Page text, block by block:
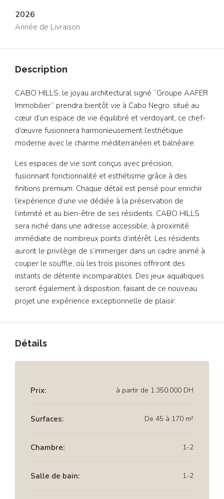
2026
Année de Livraison
Description
CABO HILLS, le joyau architectural signé “Groupe AAFER
Immobilier” prendra bientôt vie à Cabo Negro. situé au
cœur d’un espace de vie équilibré et verdoyant, ce chef-
d’œuvre fusionnera harmonieusement l’esthétique
moderne avec le charme méditerranéen et balnéaire.
Les espaces de vie sont conçus avec précision,
fusionnant fonctionnalité et esthétisme grâce à des
finitions premium. Chaque détail est pensé pour enrichir
l’expérience d’une vie dédiée à la préservation de
l’intimité et au bien-être de ses résidents. CABO HILLS
sera niché dans une adresse accessible, à proximité
immédiate de nombreux points d’intérêt. Les résidents
auront le privilège de s’immerger dans un cadre animé à
couper le souffle, où les trois piscines offriront des
instants de détente incomparables. Des jeux aquatiques
seront également à disposition, faisant de ce nouveau
projet une expérience exceptionnelle de plaisir.
Détails
Prix: à partir de 1.350.000 DH
Surfaces: De 45 à 170 m²
Chambre: 1-2
Salle de bain: 1-2